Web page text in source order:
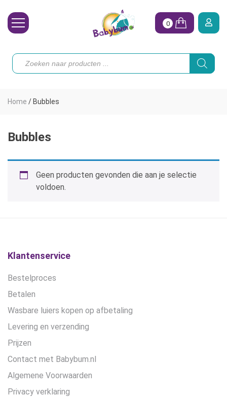
Toebehoren
Koopjes
Hoe begin ik?
0
Producten
zoeken
Home / Bubbles
Bubbles
Geen producten gevonden die aan je selectie
voldoen.
Klantenservice
Bestelproces
Betalen
Wasbare luiers kopen op afbetaling
Levering en verzending
Prijzen
Contact met Babybum.nl
Algemene Voorwaarden
Privacy verklaring